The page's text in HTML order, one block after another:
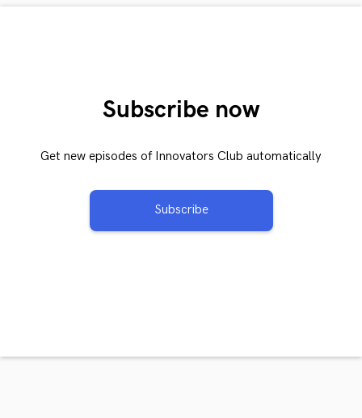
Subscribe now
Get new episodes of Innovators Club automatically
Subscribe